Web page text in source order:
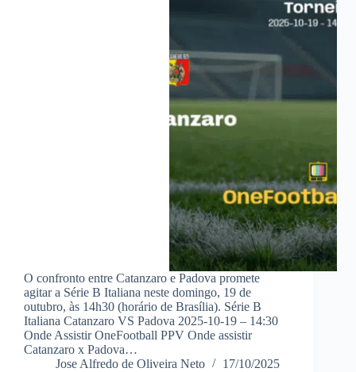
O confronto entre Catanzaro e Padova promete
agitar a Série B Italiana neste domingo, 19 de
outubro, às 14h30 (horário de Brasília). Série B
Italiana Catanzaro VS Padova 2025-10-19 – 14:30
Onde Assistir OneFootball PPV Onde assistir
Catanzaro x Padova…
Jose Alfredo de Oliveira Neto
17/10/2025